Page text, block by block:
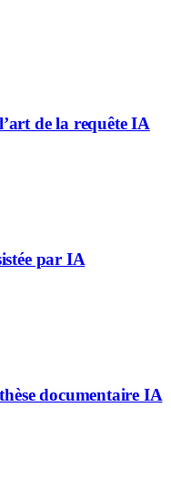
de la requête IA
par IA
documentaire IA